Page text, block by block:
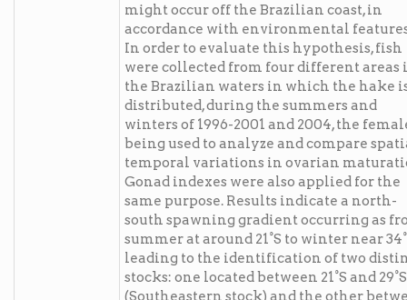
might occur off the Brazilian coast, in
accordance with environmental
In order to evaluate this hypothesis, fish
were collected from four different areas
the Brazilian waters in which the hake
distributed, during the summers and
winters of 1996-2001 and 2004, the
being used to analyze and compare
temporal variations in ovarian
Gonad indexes were also applied for the
same purpose. Results indicate a north-
south spawning gradient occurring as
summer at around 21°S to winter near
leading to the identification of two
stocks: one located between 21°S and 29°S
(Southeastern stock) and the other